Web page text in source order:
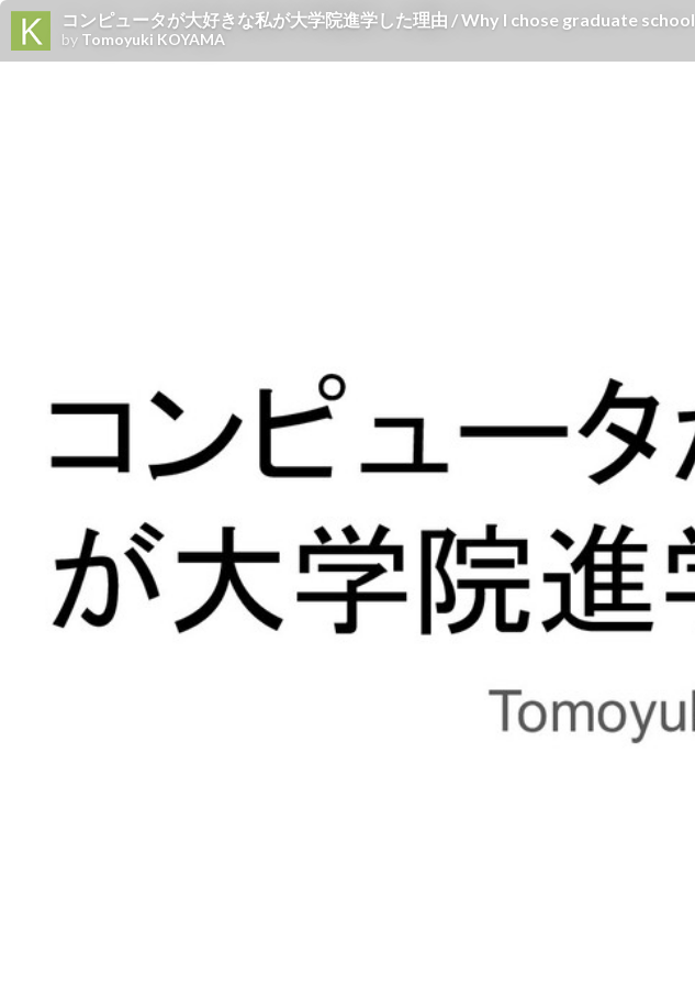
コンピュータが大好きな私が大学院進学した理由 / Why I chose graduate school
by Tomoyuki KOYAMA